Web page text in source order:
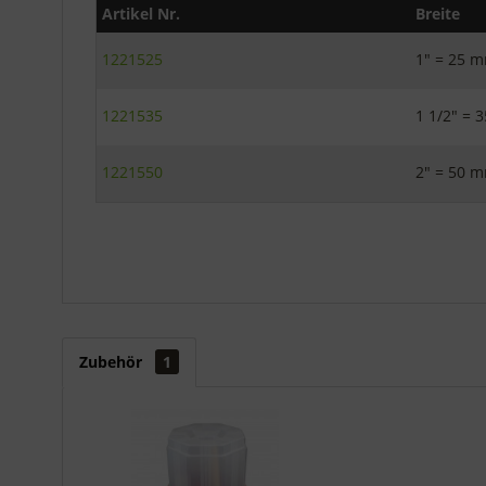
Artikel Nr. Breite
1221525 1" = 25
1221535 1 1/2" =
1221550 2" = 50
Zubehör 1